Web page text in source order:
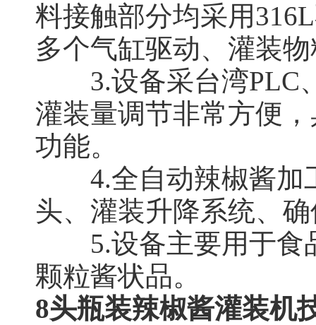
料接触部分均采用
多个气缸驱动、灌装
3.设备采台湾PLC、
灌装量调节非常方便
功能。
4.全自动辣椒酱加
头、灌装升降系统、
5.设备主要用于食
颗粒酱状品。
8头瓶装辣椒酱灌装机